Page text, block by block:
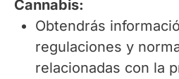
Cannabis:
Obtendrás
regulaciones y
relacionadas con la